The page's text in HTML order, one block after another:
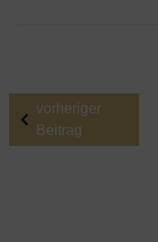
vorheriger
Beitrag